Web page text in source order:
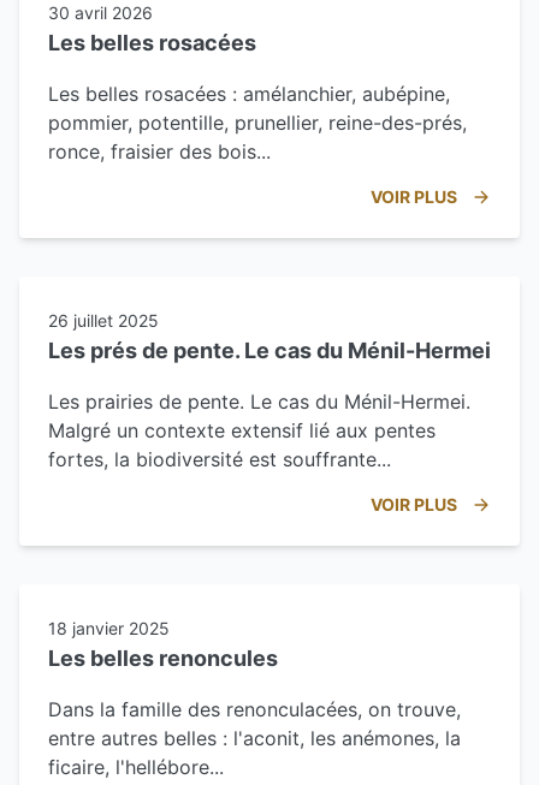
30 avril 2026
Les belles rosacées
Les belles rosacées : amélanchier, aubépine,
pommier, potentille, prunellier, reine-des-prés,
ronce, fraisier des bois...
VOIR PLUS
26 juillet 2025
Les prés de pente. Le cas du Ménil-Hermei
Les prairies de pente. Le cas du Ménil-Hermei.
Malgré un contexte extensif lié aux pentes
fortes, la biodiversité est souffrante...
VOIR PLUS
18 janvier 2025
Les belles renoncules
Dans la famille des renonculacées, on trouve,
entre autres belles : l'aconit, les anémones, la
ficaire, l'hellébore...